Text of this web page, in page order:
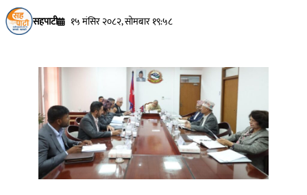
सहपाटी १५ मंसिर २०८२, सोमबार १९:५८